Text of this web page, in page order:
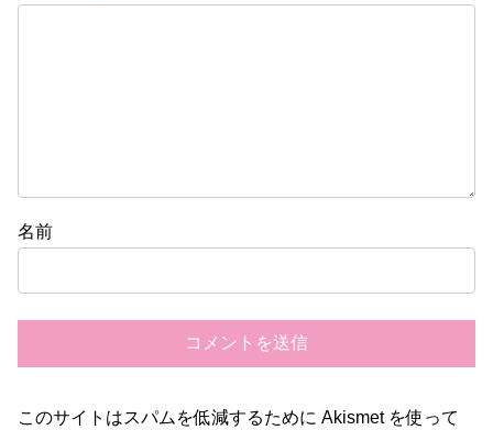
名前
このサイトはスパムを低減するために Akismet を使って